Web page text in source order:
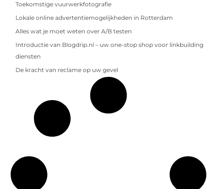
Toekomstige vuurwerkfotografie
Lokale online advertentiemogelijkheden in Rotterdam
Alles wat je moet weten over A/B testen
Introductie van Blogdrip.nl – uw one-stop shop voor linkbuilding
diensten
De kracht van reclame op uw gevel